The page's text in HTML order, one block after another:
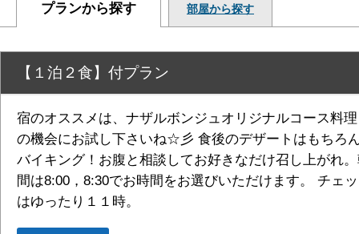
プランから探す 部屋から探す
【１泊２食】付プラン
宿のオススメは、ナザルボンジュオリジナルコース料
の機会にお試し下さいね☆彡 食後のデザートはもちろ
バイキング！お腹と相談してお好きなだけ召し上がれ
間は8:00，8:30でお時間をお選びいただけます。 チェ
はゆったり１１時。